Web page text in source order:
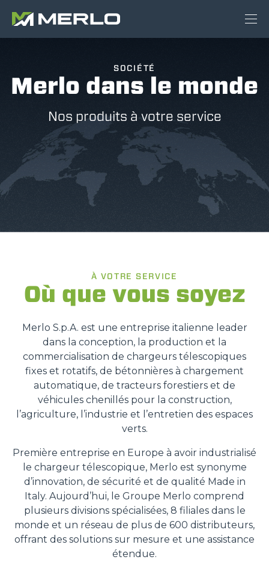
SOCIÉTÉ
Merlo dans le monde
Nos produits à votre service
À VOTRE SERVICE
Où que vous soyez
Merlo S.p.A. est une entreprise italienne leader
dans la conception, la production et la
commercialisation de chargeurs télescopiques
fixes et rotatifs, de bétonnières à chargement
automatique, de tracteurs forestiers et de
véhicules chenillés pour la construction,
l’agriculture, l’industrie et l’entretien des espaces
verts.
Première entreprise en Europe à avoir industrialisé
le chargeur télescopique, Merlo est synonyme
d’innovation, de sécurité et de qualité Made in
Italy. Aujourd’hui, le Groupe Merlo comprend
plusieurs divisions spécialisées, 8 filiales dans le
monde et un réseau de plus de 600 distributeurs,
offrant des solutions sur mesure et une assistance
étendue.